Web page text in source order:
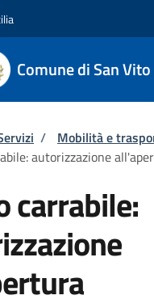
Comune di San
di pane
/ Mobilità e
autorizzazione
carrabile: